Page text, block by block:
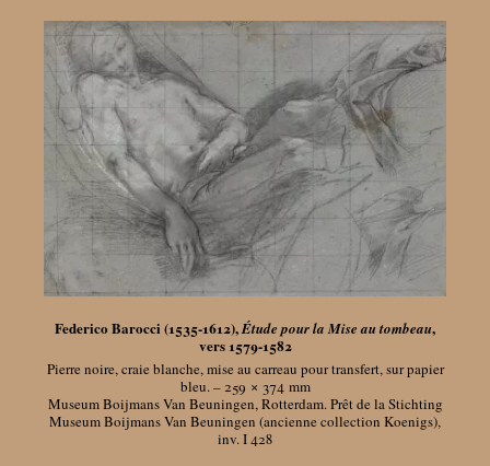
Federico Barocci (1535-1612),Étude pour la Mise au tombeau,
vers 1579-1582
Pierre noire, craie blanche, mise au carreau pour transfert, sur papier
bleu. – 259 × 374 mm
Museum Boijmans Van Beuningen, Rotterdam. Prêt de la Stichting
Museum Boijmans Van Beuningen (ancienne collection Koenigs),
inv. I 428